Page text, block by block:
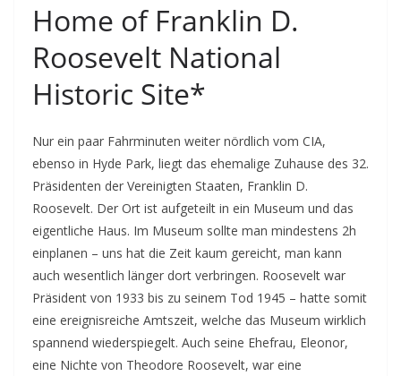
Home of Franklin D.
Roosevelt National
Historic Site*
Nur ein paar Fahrminuten weiter nördlich vom CIA,
ebenso in Hyde Park, liegt das ehemalige Zuhause des 32.
Präsidenten der Vereinigten Staaten, Franklin D.
Roosevelt. Der Ort ist aufgeteilt in ein Museum und das
eigentliche Haus. Im Museum sollte man mindestens 2h
einplanen – uns hat die Zeit kaum gereicht, man kann
auch wesentlich länger dort verbringen. Roosevelt war
Präsident von 1933 bis zu seinem Tod 1945 – hatte somit
eine ereignisreiche Amtszeit, welche das Museum wirklich
spannend wiederspiegelt. Auch seine Ehefrau, Eleonor,
eine Nichte von Theodore Roosevelt, war eine